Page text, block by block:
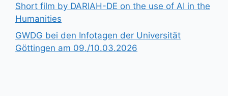
Short film by DARIAH-DE on the use of AI in the
Humanities
GWDG bei den Infotagen der Universität
Göttingen am 09./10.03.2026